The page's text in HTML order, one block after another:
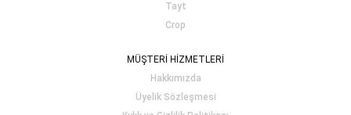
Tayt
Crop
MÜŞTERİ HİZMETLERİ
Hakkımızda
Üyelik Sözleşmesi